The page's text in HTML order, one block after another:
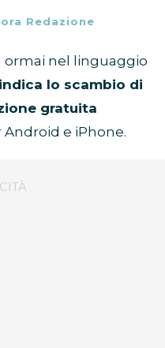
Redazione
ormai nel linguaggio
indica lo scambio di
gratuita
e iPhone.